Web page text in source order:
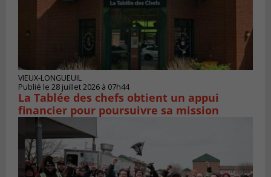
VIEUX-LONGUEUIL
Publié le 28 juillet 2026 à 07h44
La Tablée des chefs obtient un appui
financier pour poursuivre sa mission